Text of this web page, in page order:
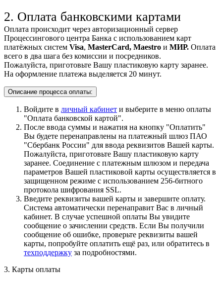
2. Оплата банковскими картами
Оплата происходит через авторизационный сервер
Процессингового центра Банка с использованием карт
платёжных систем Visa, MasterCard, Maestro и МИР. Оплата
всего в два шага без комиссии и посредников.
Пожалуйста, приготовьте Вашу пластиковую карту заранее.
На оформление платежа выделяется 20 минут.
Описание процесса оплаты:
Войдите в личный кабинет и выберите в меню оплаты
"Оплата банковской картой".
После ввода суммы и нажатия на кнопку "Оплатить"
Вы будете перенаправлены на платежный шлюз ПАО
"Сбербанк России" для ввода реквизитов Вашей карты.
Пожалуйста, приготовьте Вашу пластиковую карту
заранее. Соединение с платежным шлюзом и передача
параметров Вашей пластиковой карты осуществляется в
защищенном режиме с использованием 256-битного
протокола шифрования SSL.
Введите реквизиты вашей карты и завершите оплату.
Система автоматически перенаправит Вас в личный
кабинет. В случае успешной оплаты Вы увидите
сообщение о зачислении средств. Если Вы получили
сообщение об ошибке, проверьте реквизиты вашей
карты, попробуйте оплатить ещё раз, или обратитесь в
техподдержку за подробностями.
3. Карты оплаты